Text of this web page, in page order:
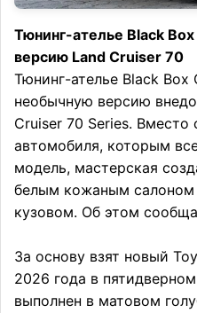
Тюнинг-ателье Black
версию Land Cruiser 70
Тюнинг-ателье Black
необычную версию
Cruiser 70 Series. Вместо
автомобиля, которым
модель, мастерская
белым кожаным
кузовом. Об этом
За основу взят новый
2026 года в
выполнен в матовом